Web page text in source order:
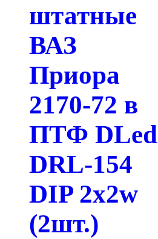
штатные
ВАЗ
Приора
2170-72 в
ПТФ DLed
DRL-154
DIP 2x2w
(2шт.)